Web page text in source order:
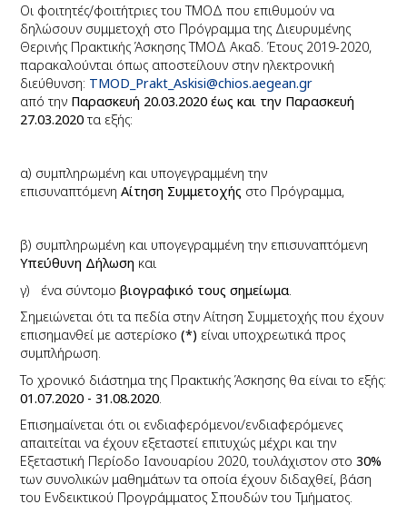
Οι φοιτητές/φοιτήτριες του ΤΜΟΔ που επιθυμούν να
δηλώσουν συμμετοχή στο Πρόγραμμα της Διευρυμένης
Θερινής Πρακτικής Άσκησης ΤΜΟΔ Ακαδ. Έτους 2019-2020,
παρακαλούνται όπως αποστείλουν στην ηλεκτρονική
διεύθυνση: TMOD_Prakt_Askisi@chios.aegean.gr
από την Παρασκευή 20.03.2020 έως και την Παρασκευή
27.03.2020τα εξής:
α) συμπληρωμένη και υπογεγραμμένη την
επισυναπτόμενηΑίτηση Συμμετοχής στο Πρόγραμμα,
β) συμπληρωμένη και υπογεγραμμένη την επισυναπτόμενη
Υπεύθυνη Δήλωση και
γ) ένα σύντομοβιογραφικό τους σημείωμα
Σημειώνεται ότι τα πεδία στην Αίτηση Συμμετοχής που έχουν
επισημανθεί με αστερίσκο(*) είναι υποχρεωτικά προς
συμπλήρωση.
Το χρονικό διάστημα της Πρακτικής Άσκησης θα είναι το εξής:
01.07.2020 - 31.08.2020
Επισημαίνεται ότι οι ενδιαφερόμενοι/ενδιαφερόμενες
απαιτείται να έχουν εξεταστεί επιτυχώς μέχρι και την
Εξεταστική Περίοδο Ιανουαρίου 2020, τουλάχιστον στο30%
των συνολικών μαθημάτων τα οποία έχουν διδαχθεί, βάση
του Ενδεικτικού Προγράμματος Σπουδών του Τμήματος.